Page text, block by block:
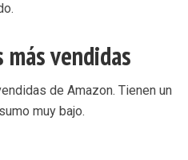
vendidas
de Amazon. Tienen un
muy bajo.